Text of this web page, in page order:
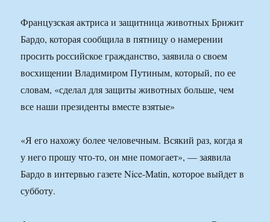
Французская актриса и защитница животных Брижит
Бардо, которая сообщила в пятницу о намерении
просить российское гражданство, заявила о своем
восхищении Владимиром Путиным, который, по ее
словам, «сделал для защиты животных больше, чем
все наши президенты вместе взятые»
«Я его нахожу более человечным. Всякий раз, когда я
у него прошу что-то, он мне помогает», — заявила
Бардо в интервью газете Nice-Matin, которое выйдет в
субботу.